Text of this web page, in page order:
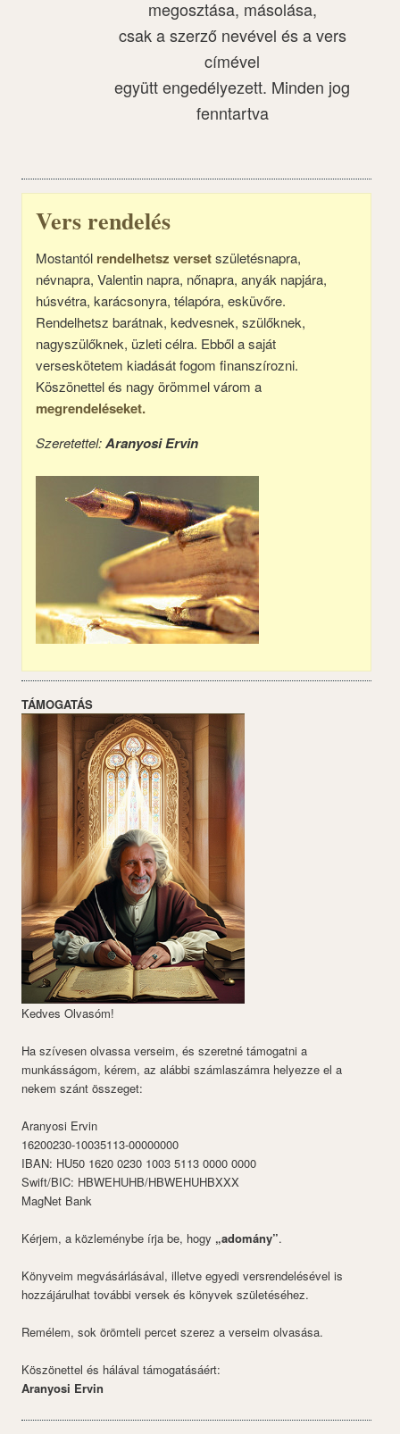
megosztása, másolása,
csak a szerző nevével és a vers
címével
együtt engedélyezett. Minden jog
fenntartva
Vers rendelés
Mostantól rendelhetsz versetszületésnapra,
névnapra, Valentin napra, nőnapra, anyák napjára,
húsvétra, karácsonyra, télapóra, esküvőre.
Rendelhetsz barátnak, kedvesnek, szülőknek,
nagyszülőknek, üzleti célra. Ebből a saját
verseskötetem kiadását fogom finanszírozni.
Köszönettel és nagy örömmel várom a
megrendeléseket.
Szeretettel:Aranyosi Ervin
TÁMOGATÁS
Kedves Olvasóm!
Ha szívesen olvassa verseim, és szeretné támogatni a
munkásságom, kérem, az alábbi számlaszámra helyezze el a
nekem szánt összeget:
Aranyosi Ervin
16200230-10035113-00000000
IBAN: HU50 1620 0230 1003 5113 0000 0000
Swift/BIC: HBWEHUHB/HBWEHUHBXXX
MagNet Bank
Kérjem, a közleménybe írja be, hogy „adomány”.
Könyveim megvásárlásával, illetve egyedi versrendelésével is
hozzájárulhat további versek és könyvek születéséhez.
Remélem, sok örömteli percet szerez a verseim olvasása.
Köszönettel és hálával támogatásáért:
Aranyosi Ervin